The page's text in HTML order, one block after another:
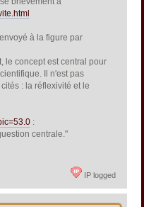
à la figure par
le concept est central pour
Il n'est pas
: la réflexivité et le
:
centrale."
IP logged